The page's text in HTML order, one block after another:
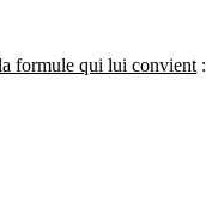
formule qui lui convient :